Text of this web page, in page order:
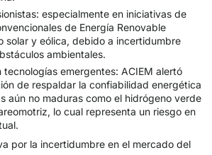
especialmente en iniciativas de
de Energía Renovable
solar y eólica, debido a incertidumbre
ambientales.
tecnologías emergentes: ACIEM alertó
de respaldar la confiabilidad energética
aún no maduras como el hidrógeno verde
lo cual representa un riesgo en
por la incertidumbre en el mercado del